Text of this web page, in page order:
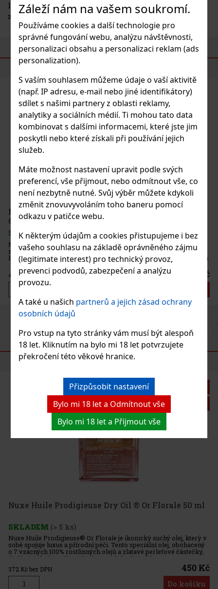
Záleží nám na vašem soukromí.
Používáme cookies a další technologie pro
správné fungování webu, analýzu návštěvnosti,
personalizaci obsahu a personalizaci reklam (ads
personalization).
S vaším souhlasem můžeme údaje o vaší aktivitě
(např. IP adresu, e-mail nebo jiné identifikátory)
sdílet s našimi partnery z oblasti reklamy,
analytiky a sociálních médií. Ti mohou tato data
kombinovat s dalšími informacemi, které jste jim
poskytli nebo které získali při používání jejich
služeb.
Máte možnost nastavení upravit podle svých
preferencí, vše přijmout, nebo odmítnout vše, co
není nezbytně nutné. Svůj výběr můžete kdykoli
změnit znovuvyvoláním toho baneru pomocí
odkazu v patičce webu.
K některým údajům a cookies přistupujeme i bez
vašeho souhlasu na základě oprávněného zájmu
(legitimate interest) pro technický provoz,
prevenci podvodů, zabezpečení a analýzu
provozu.
A také u našich partnerů a jejich zásad ochrany
osobních údajů
Pro vstup na tyto stránky vám musí být alespoň
18 let. Kliknutím na bylo mi 18 let potvrzujete
překročení této věkové hranice.
Přizpůsobit nastavení
Bylo mi 18 let a Odmítnout vše
Bylo mi 18 let a Přijmout vše
luxusně hedvábnou, zatímco poskytuje smyslnou a
zářivou vůni slunce a teplého písku.
PODOBNÉ PRODUKTY
DOPORUČENÉ PRODUKTY
Nuxe Huile Prodigieuse Dry Oil ® Or Florale 50 ml
SKLADEM (> 5 ks)
Nuxe Huile Prodigieuse® Or Florale je ikonický suchý olej, který v
sobě spojuje luxus a přírodní péči. Tento speciální olej, obohacený
o 7 vzácných 100% rostlinných olejů a zlatavé perleťové částečky,
dodává pokožce, tělu a vlasům neodolatelný růžovo
372 Kč bez DPH 450 Kč
Do košíku